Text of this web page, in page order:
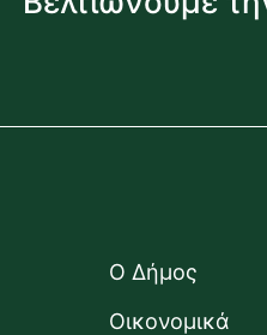
Ο Δήμος
Οικονομικά